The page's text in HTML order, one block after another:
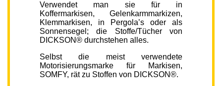
Verwendet man sie für in
Koffermarkisen, Gelenkarmmarkizen,
Klemmarkisen, in Pergola’s oder als
Sonnensegel; die Stoffe/Tücher von
DICKSON® durchstehen alles.
Selbst die meist verwendete
Motorisierungsmarke für Markisen,
SOMFY, rät zu Stoffen von DICKSON®.